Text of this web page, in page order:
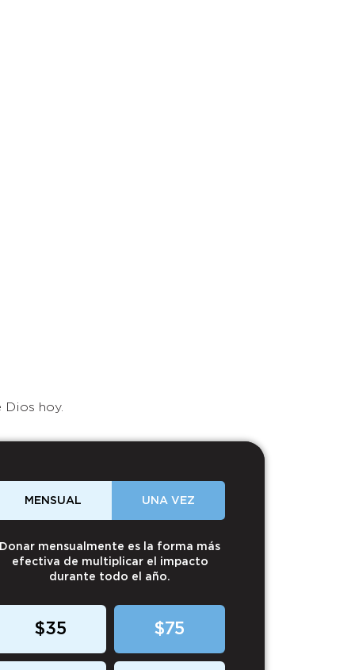
Dios hoy.
MENSUAL UNA VEZ
Donar mensualmente es la forma más
efectiva de multiplicar el impacto
durante todo el año.
$35 $75